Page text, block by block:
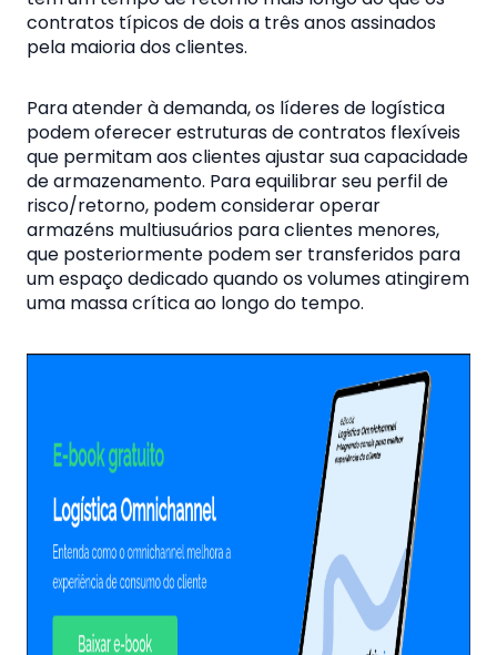
contratos típicos de dois a três anos assinados
pela maioria dos clientes.
Para atender à demanda, os líderes de logística
podem oferecer estruturas de contratos flexíveis
que permitam aos clientes ajustar sua capacidade
de armazenamento. Para equilibrar seu perfil de
risco/retorno, podem considerar operar
armazéns multiusuários para clientes menores,
que posteriormente podem ser transferidos para
um espaço dedicado quando os volumes atingirem
uma massa crítica ao longo do tempo.